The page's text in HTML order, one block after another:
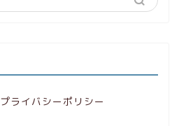
プライバシーポリシー